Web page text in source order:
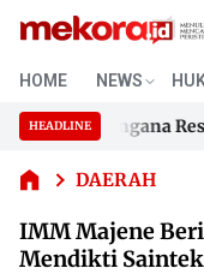
HOME NEWS
HEADLINE
Samusengana
Samusengana
DAERAH
Majene
Tuntutan
Mendikti
Saat
Kunjungan
IMM Majene
Mendikti